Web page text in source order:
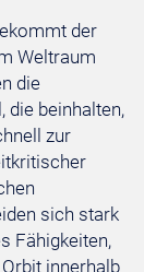
der
Weltraum
die
die beinhalten,
zur
sich stark
Fähigkeiten,
innerhalb